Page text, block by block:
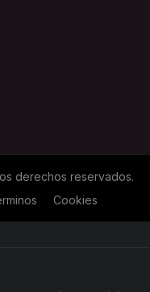
derechos reservados.
Cookies